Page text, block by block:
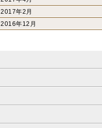
2017年2月
2016年12月